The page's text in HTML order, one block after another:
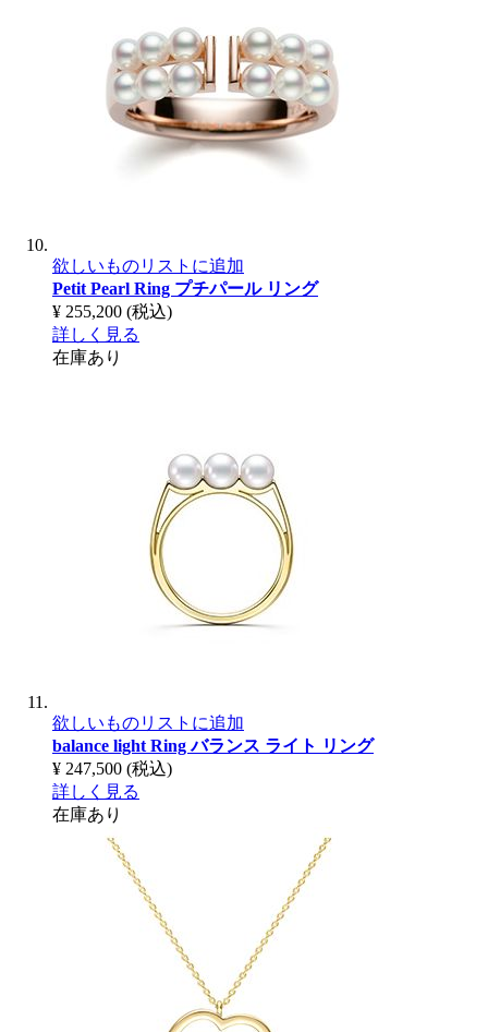
欲しいものリストに追加
Petit Pearl Ring プチパール リング
¥ 255,200 (税込)
詳しく見る
在庫あり
欲しいものリストに追加
balance light Ringバランス ライト リング
¥ 247,500 (税込)
詳しく見る
在庫あり